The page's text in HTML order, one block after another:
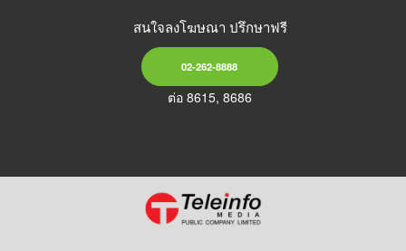
สนใจลงโฆษณา ปรึกษาฟรี
02-262-8888
ต่อ 8615, 8686